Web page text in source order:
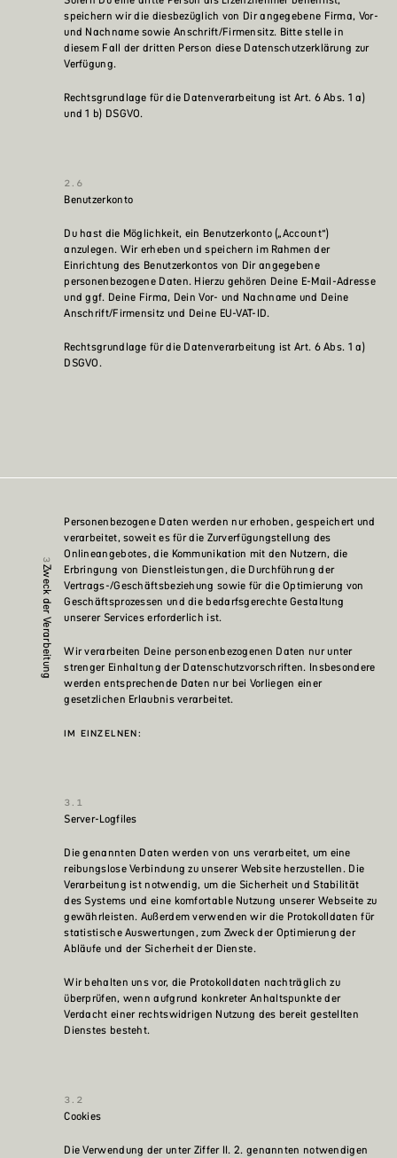
speichern wir die diesbezüglich von Dir angegebene Firma, Vor-
und Nachname sowie Anschrift/Firmensitz. Bitte stelle in
diesem Fall der dritten Person diese Datenschutzerklärung zur
Verfügung.
Rechtsgrundlage für die Datenverarbeitung ist Art. 6 Abs. 1 a)
und 1 b) DSGVO.
Benutzerkonto
Du hast die Möglichkeit, ein Benutzerkonto („Account“)
anzulegen. Wir erheben und speichern im Rahmen der
Einrichtung des Benutzerkontos von Dir angegebene
personenbezogene Daten. Hierzu gehören Deine E-Mail-Adresse
und ggf. Deine Firma, Dein Vor- und Nachname und Deine
Anschrift/Firmensitz und Deine EU-VAT-ID.
Rechtsgrundlage für die Datenverarbeitung ist Art. 6 Abs. 1 a)
DSGVO.
Zweck der Verarbeitung
Personenbezogene Daten werden nur erhoben, gespeichert und
verarbeitet, soweit es für die Zurverfügungstellung des
Onlineangebotes, die Kommunikation mit den Nutzern, die
Erbringung von Dienstleistungen, die Durchführung der
Vertrags-/Geschäftsbeziehung sowie für die Optimierung von
Geschäftsprozessen und die bedarfsgerechte Gestaltung
unserer Services erforderlich ist.
Wir verarbeiten Deine personenbezogenen Daten nur unter
strenger Einhaltung der Datenschutzvorschriften. Insbesondere
werden entsprechende Daten nur bei Vorliegen einer
gesetzlichen Erlaubnis verarbeitet.
IM EINZELNEN:
Server-Logfiles
Die genannten Daten werden von uns verarbeitet, um eine
reibungslose Verbindung zu unserer Website herzustellen. Die
Verarbeitung ist notwendig, um die Sicherheit und Stabilität
des Systems und eine komfortable Nutzung unserer Webseite zu
gewährleisten. Außerdem verwenden wir die Protokolldaten für
statistische Auswertungen, zum Zweck der Optimierung der
Abläufe und der Sicherheit der Dienste.
Wir behalten uns vor, die Protokolldaten nachträglich zu
überprüfen, wenn aufgrund konkreter Anhaltspunkte der
Verdacht einer rechtswidrigen Nutzung des bereit gestellten
Dienstes besteht.
Cookies
Die Verwendung der unter Ziffer II. 2. genannten notwendigen